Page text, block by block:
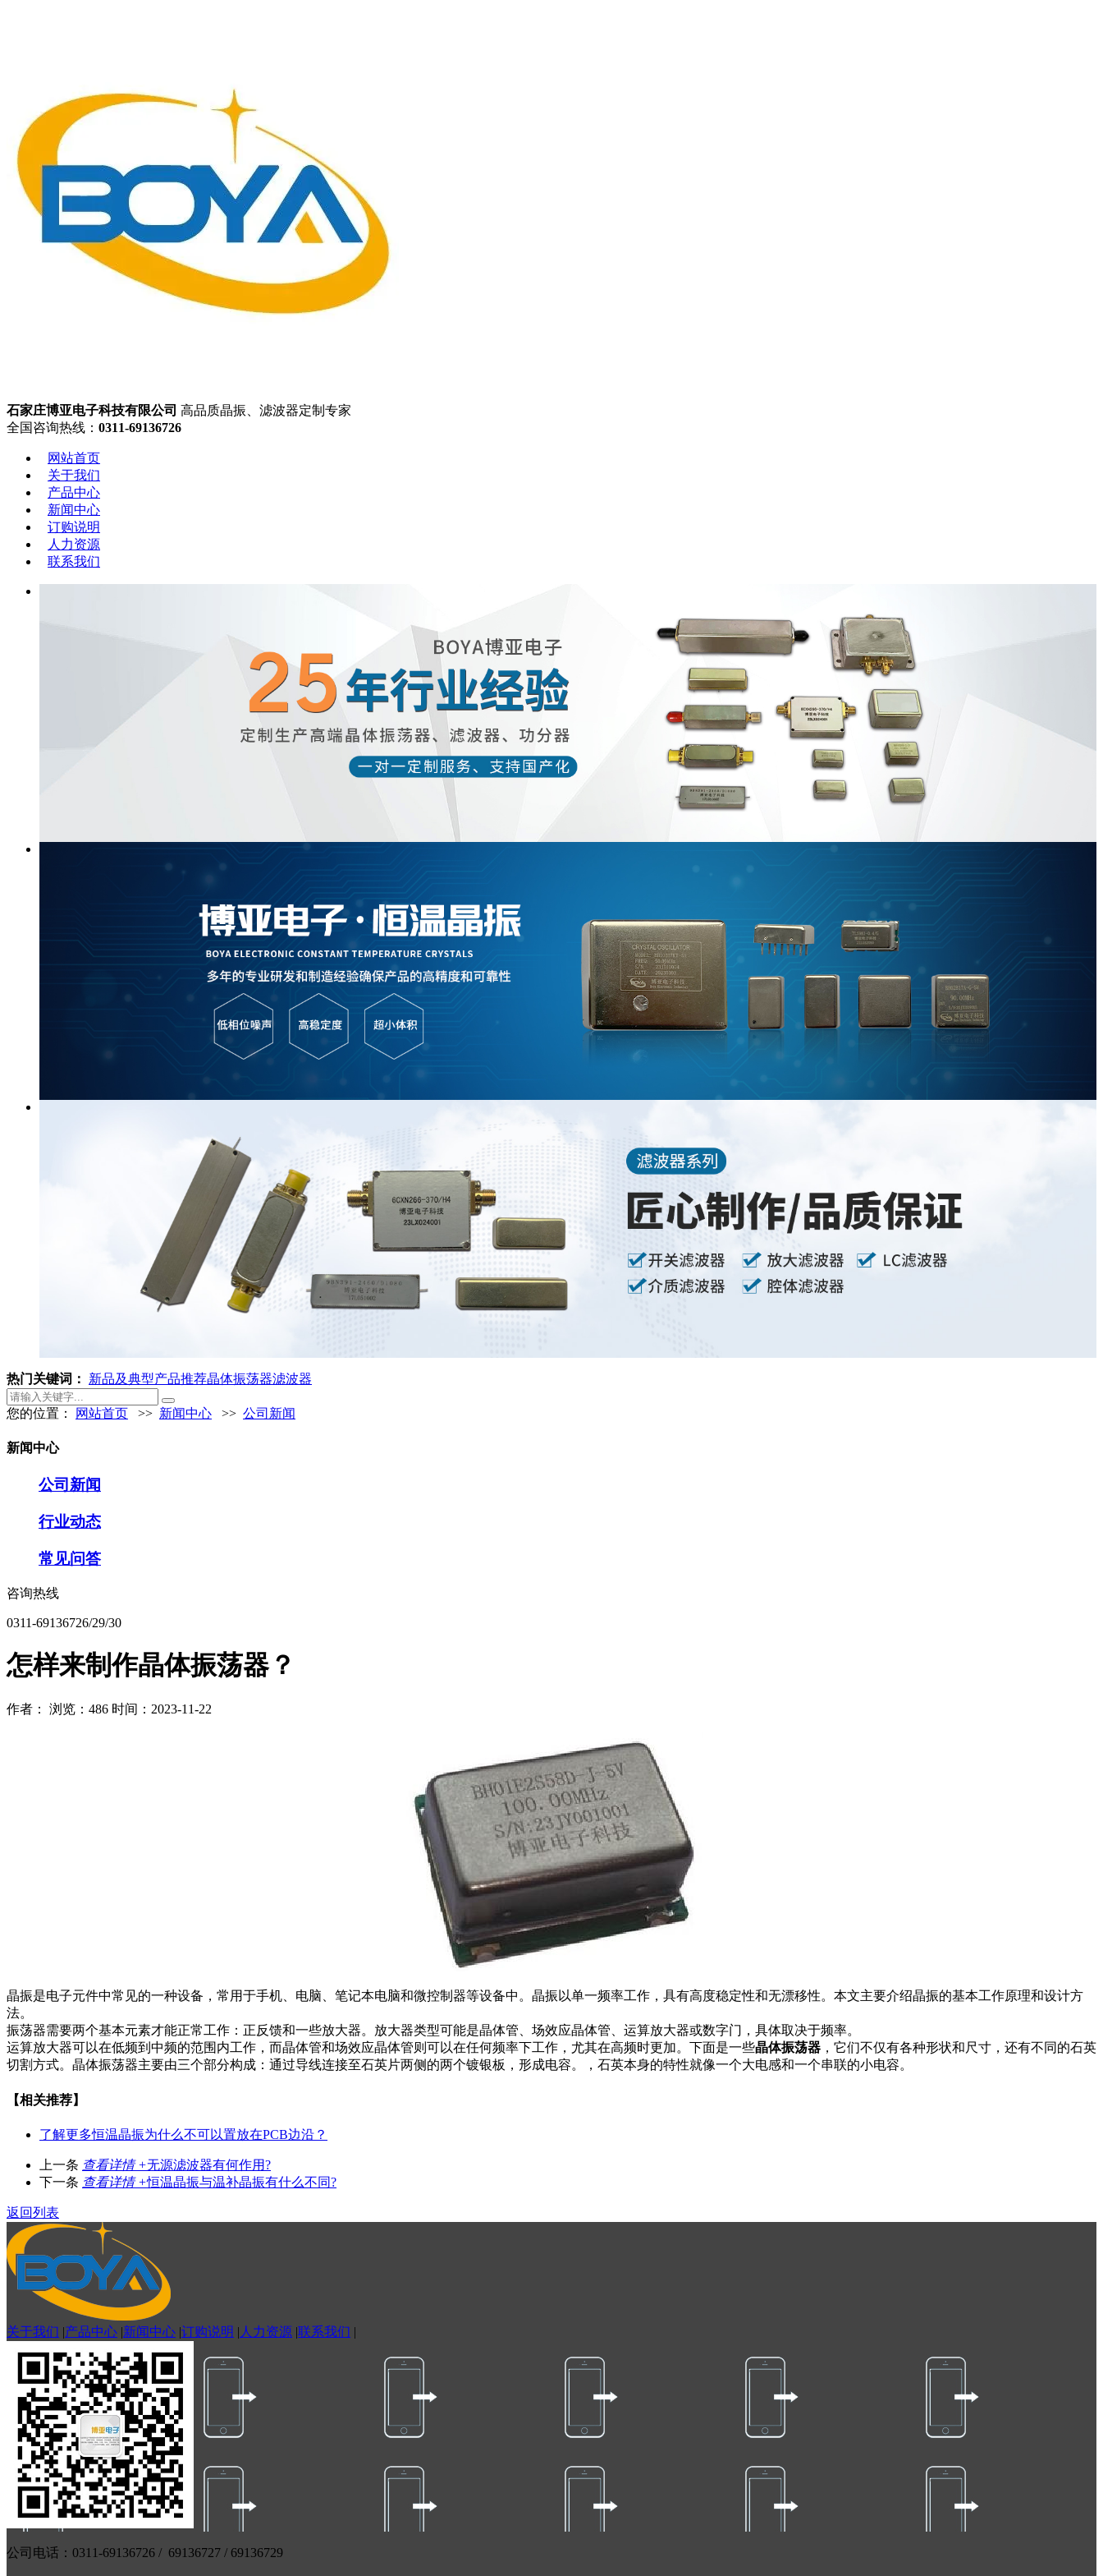
石家庄博亚电子科技有限公司 高品质晶振、滤波器定制专家
全国咨询热线： 0311-69136726
网站首页
关于我们
产品中心
新闻中心
订购说明
人力资源
联系我们
热门关键词： 新品及典型产品推荐晶体振荡器滤波器
您的位置： 网站首页 >> 新闻中心 >> 公司新闻
新闻中心
公司新闻
行业动态
常见问答
咨询热线
0311-69136726/29/30
怎样来制作晶体振荡器？
作者： 浏览：486 时间：2023-11-22
晶振是电子元件中常见的一种设备，常用于手机、电脑、笔记本电脑和微控制器等设备中。晶振以单一频率工作，具有高度稳定性和无漂移性。本文主要介绍晶振的基本工作原理和设计方
法。
振荡器需要两个基本元素才能正常工作：正反馈和一些放大器。放大器类型可能是晶体管、场效应晶体管、运算放大器或数字门，具体取决于频率。
运算放大器可以在低频到中频的范围内工作，而晶体管和场效应晶体管则可以在任何频率下工作，尤其在高频时更加。下面是一些晶体振荡器 ，它们不仅有各种形状和尺寸，还有不同的石英
切割方式。晶体振荡器主要由三个部分构成：通过导线连接至石英片两侧的两个镀银板，形成电容。，石英本身的特性就像一个大电感和一个串联的小电容。
【相关推荐】
了解更多恒温晶振为什么不可以置放在PCB边沿？
上一条 查看详情 +无源滤波器有何作用?
下一条 查看详情 +恒温晶振与温补晶振有什么不同?
返回列表
关于我们 |产品中心 |新闻中心 |订购说明 | 人力资源 |联系我们 |
公司电话：0311-69136726 / 69136727 / 69136729